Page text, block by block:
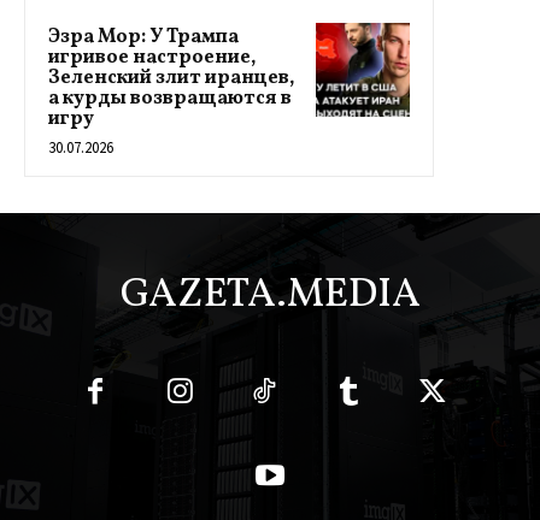
Эзра Мор: У Трампа
игривое настроение,
Зеленский злит иранцев,
а курды возвращаются в
игру
30.07.2026
GAZETA.MEDIA